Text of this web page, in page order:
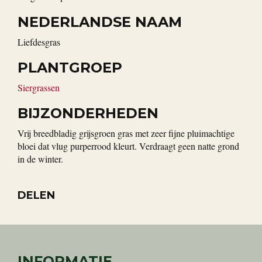
NEDERLANDSE NAAM
Liefdesgras
PLANTGROEP
Siergrassen
BIJZONDERHEDEN
Vrij breedbladig grijsgroen gras met zeer fijne pluimachtige
bloei dat vlug purperrood kleurt. Verdraagt geen natte grond
in de winter.
DELEN